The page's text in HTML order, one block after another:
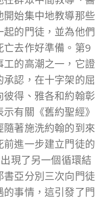
始集中地教導那些
的門徒，並為他們
去作好準備。第9
的高潮之一，它證
認，在十字架的屈
得、雅各和約翰彰
有關《舊約聖經》
著施洗約翰的到來
進一步建立門徒的
現了另一個循環結
亞分別三次向門徒
事情，這引發了門